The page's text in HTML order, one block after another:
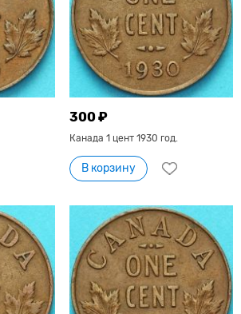
300 ₽
Канада 1 цент 1930 год.
В корзину